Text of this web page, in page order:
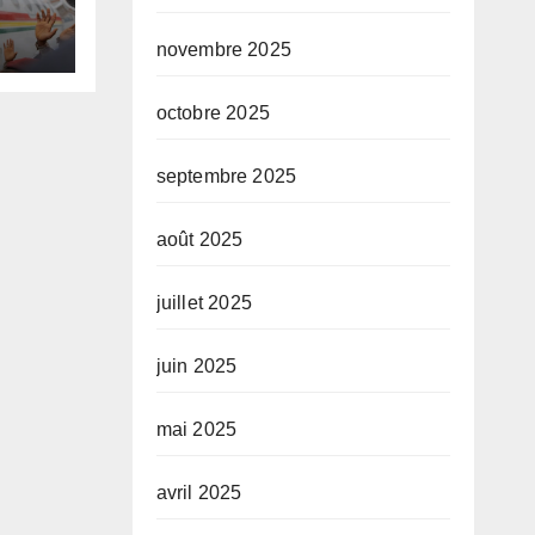
novembre 2025
octobre 2025
septembre 2025
août 2025
juillet 2025
juin 2025
mai 2025
avril 2025